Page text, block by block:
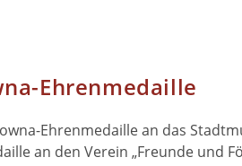
Ehrenmedaille
Ehrenmedaille an das
an den Verein „Freunde und